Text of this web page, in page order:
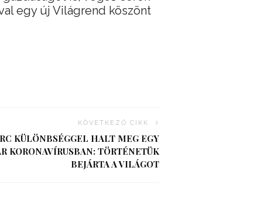
egy új Világrend köszönt
KÖVETKEZŐ CIKK
KÜLÖNBSÉGGEL HALT MEG EGY
KORONAVÍRUSBAN: TÖRTÉNETÜK
BEJÁRTA A VILÁGOT